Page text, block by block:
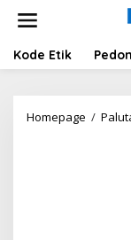
Kode Etik
Homepage /